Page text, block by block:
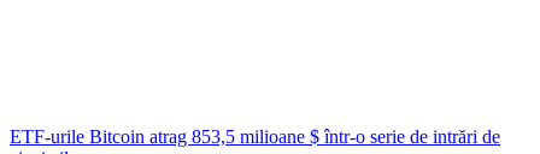
ETF-urile Bitcoin atrag 853,5 milioane $ într-o serie de intrări de